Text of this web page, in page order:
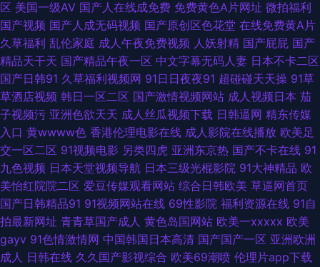
韩国片线观看 最新手机在线电影 91蓝莓视频 91制片在线观看 午夜男人网站
亚洲综合网在线观看 九一一区 亚洲一区在线观看 黄色网入口站黄色 亚洲精
品超碰 国产在线喷浆 先锋成人免费电影 91日韩欧美专区 羞羞网址 蜜桃91逼
视频 在线精品亚洲欧美日韩 精品午夜福利在线观 亚洲欧美综合图区官网 久
久97视屏 亚洲视频在线一区二区 国产亚洲综合精品 91色狼网 免费看电影电
视剧 在线观看国产 激情网激情五月天 亚洲人成电 国产又长又粗 午夜精品少
妇 国产黄频在线 日日日影院 国产+欧美在线观看 日韩专区视频 成人高清护
区 美国一级AV 国产人在线成免费 免费黄色A片网址 微拍福利
国产视频 国产人成无码视频 国产原创区色花堂 在线免费黄A片
久草福利 乱伦家庭 成人午夜免费视频 人妖射精 国产屁屁 国产
精品天干天 国产精品午夜一区 中文字幕无码人妻 日本不卡二区
国产日韩91 久草福利视频网 91日日夜夜91 超碰碰天天操 91草
草酒店视频 韩日一区二区 国产激情视频网站 成人视频日本 茄
子视频污 亚洲色欲天天 成人丝瓜视频下载 日韩逼网 精东传媒
入口 黄wwww色 香港伦理电影在线 成人影院在线播放 欧美足
交一区二区 91视频电影 另类四虎 亚洲东京热 国产不卡在线 91
九色视频 日本天堂视频导航 日本三级光棍影院 91大神精品 欧
美怡红院院二区 爱豆传媒观看网站 综合日韩欧美 草逼网首页
国产日韩精品91 91视频网站在线 69性影院 福利资源在线 91自
拍最新网址 青青草国产成人 黄色岛国网站 欧美一xxxxx 欧美
gayv 91色情激情网 中国韩国日本高清 国产国产一区 亚洲欧洲
成人 日韩在线 久久国产影视综合 欧美69潮喷 伦理片app下载